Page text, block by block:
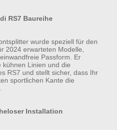
RS7 Baureihe
wurde speziell für den
2024 erwarteten Modelle,
Passform. Er
kühnen Linien und die
RS7 und stellt sicher, dass Ihr
sportlichen Kante die
Installation